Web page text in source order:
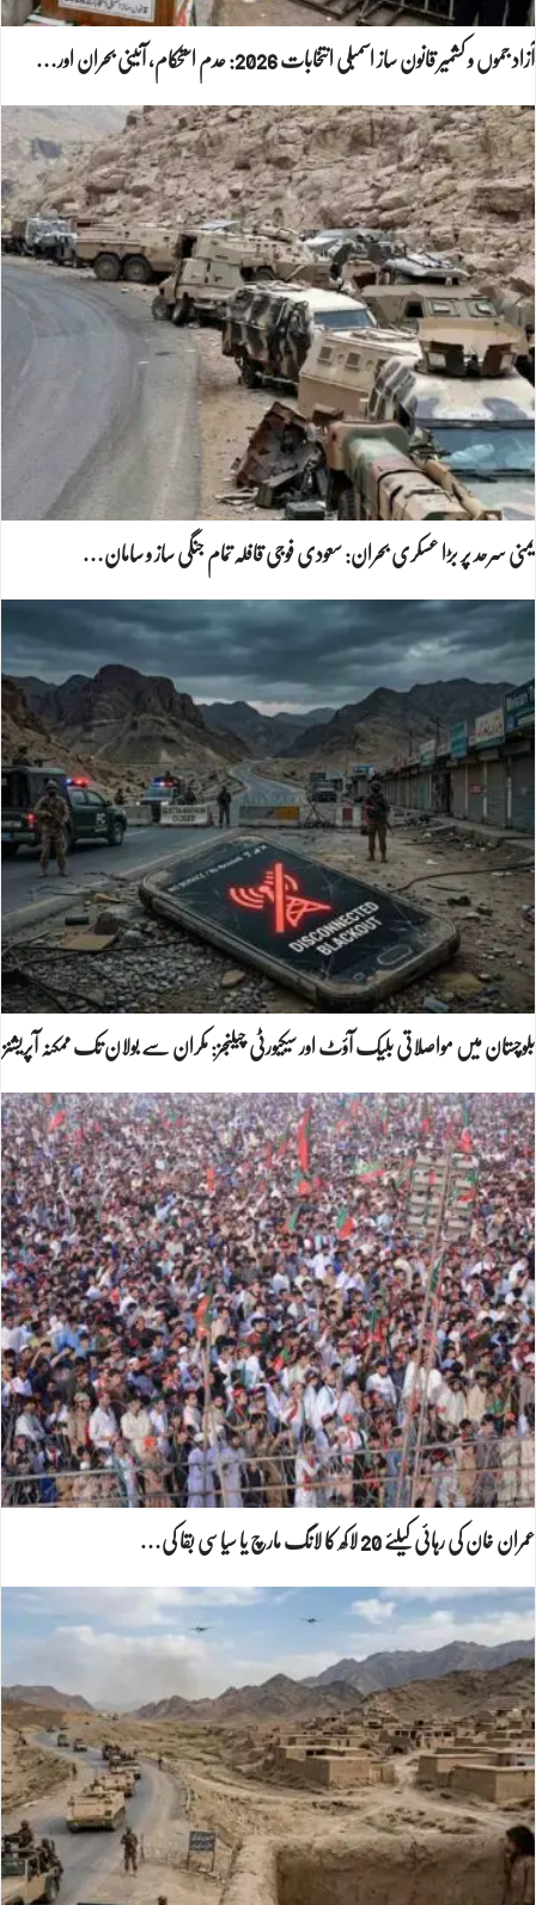
آزاد جموں و کشمیر قانون ساز اسمبلی انتخابات 2026: عدم استحکام، آئینی بحران اور…
یمنی سرحد پر بڑا عسکری بحران: سعودی فوجی قافلہ تمام جنگی ساز و سامان…
بلوچستان میں مواصلاتی بلیک آؤٹ اور سیکیورٹی چیلنجز: مکران سے بولان تک ممکنہ آپریشنز
عمران خان کی رہائی کیلئے 20 لاکھ کا لانگ مارچ یا سیاسی بقا کی…